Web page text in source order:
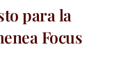
para la
Focus